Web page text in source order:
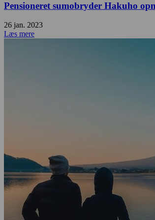
Pensioneret sumobryder Hakuho
26 jan. 2023
Læs mere